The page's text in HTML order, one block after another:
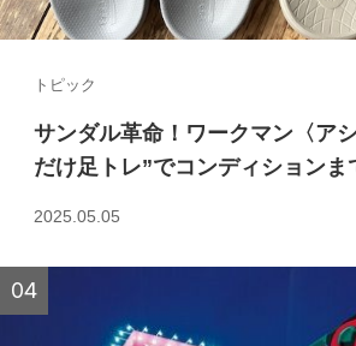
トピック
サンダル革命！ワークマン〈ア
だけ足トレ”でコンディションま
2025.05.05